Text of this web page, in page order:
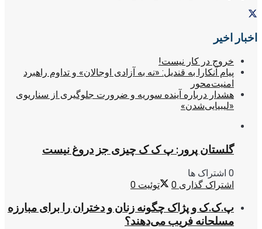
اخبار اخیر
خروج در کار نیست!
پیام آنکارا به قندیل: «نه به آزادی اوجالان» و تداوم راهبرد
امنیت‌محور
هشدار درباره آینده سوریه و ضرورت جلوگیری از سناریوی
«لیبیایی‌شدن»
گلستان پرور: پ ک ک چیزی جز دروغ نیست
0 اشتراک ها
اشتراک گذاری 0 توئیت 0
پ.ک.ک و پژاک چگونه زنان و دختران را برای مبارزه
مسلحانه فریب می‌دهند؟